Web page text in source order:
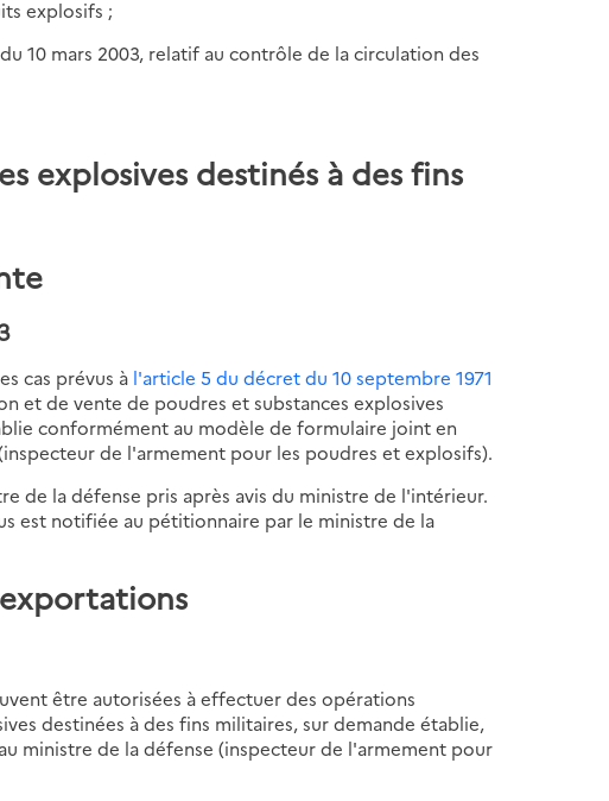
explosifs ;
10 mars 2003, relatif au contrôle de la circulation des
explosives destinés à des fins
cas prévus à l'article 5 du décret du 10 septembre 1971
et de vente de poudres et substances explosives
conformément au modèle de formulaire joint en
de l'armement pour les poudres et explosifs).
de la défense pris après avis du ministre de l'intérieur.
est notifiée au pétitionnaire par le ministre de la
être autorisées à effectuer des opérations
destinées à des fins militaires, sur demande établie,
ministre de la défense (inspecteur de l'armement pour